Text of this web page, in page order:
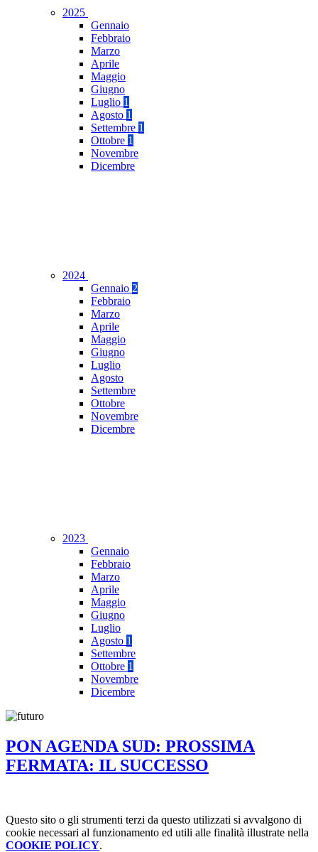
2025
Gennaio
Febbraio
Marzo
Aprile
Maggio
Giugno
Luglio 1
Agosto 1
Settembre 1
Ottobre 1
Novembre
Dicembre
2024
Gennaio 2
Febbraio
Marzo
Aprile
Maggio
Giugno
Luglio
Agosto
Settembre
Ottobre
Novembre
Dicembre
2023
Gennaio
Febbraio
Marzo
Aprile
Maggio
Giugno
Luglio
Agosto 1
Settembre
Ottobre 1
Novembre
Dicembre
PON AGENDA SUD: PROSSIMA
FERMATA: IL SUCCESSO
Questo sito o gli strumenti terzi da questo utilizzati si avvalgono di
cookie necessari al funzionamento ed utili alle finalità illustrate nella
COOKIE POLICY.